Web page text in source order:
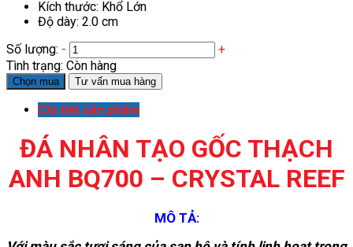
Kích thước: Khổ Lớn
Độ dày: 2.0 cm
Số lượng: -
+
Tình trạng: Còn hàng
Chọn mua Tư vấn mua hàng
Chi tiết sản phẩm
ĐÁ NHÂN TẠO GỐC THẠCH
ANH BQ700 – CRYSTAL REEF
MÔ TẢ: